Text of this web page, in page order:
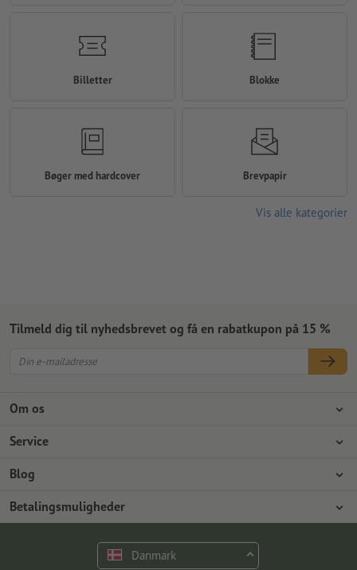
Billetter Blokke
Bøger med hardcover Brevpapir
Vis alle kategorier
Om os
Virksomhed
Miljøbeskyttelse
Service
Betalingsmuligheder
Forsendelse
Premiumprogram
Blog
Photoshop-vejledninger
Gratis skrifttyper & fonte
Betalingsmuligheder
Tilmeld dig til nyhedsbrevet og få en rabatkupon på 15 %
Danmark